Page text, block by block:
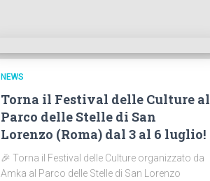
NEWS
Torna il Festival delle Culture al
Parco delle Stelle di San
Lorenzo (Roma) dal 3 al 6 luglio!
🎉 Torna il Festival delle Culture organizzato da
Amka al Parco delle Stelle di San Lorenzo